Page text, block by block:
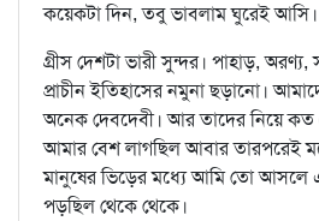
কয়েকটা দিন, তবু ভাবলাম ঘুরেই আসি।
গ্রীস দেশটা ভারী সুন্দর। পাহাড়, অরণ্য,
প্রাচীন ইতিহাসের নমুনা ছড়ানো।
অনেক দেবদেবী। আর তাদের নিয়ে
আমার বেশ লাগছিল আবার তারপরেই
মানুষের ভিড়ের মধ্যে আমি তো আসলে
পড়ছিল থেকে থেকে।